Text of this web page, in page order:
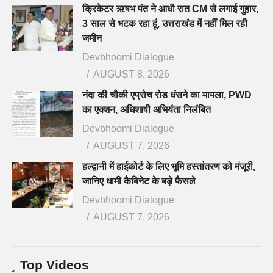
क्रिकेटर ऋषभ पंत ने आधी रात CM से लगाई गुहार,
3 साल से भटक रहा हूं, उत्तराखंड में नहीं मिल रही
जमीन
Devbhoomi Dialogue
AUGUST 8, 2026
नंदा की चौकी एप्रोच रोड धंसने का मामला, PWD
का एक्शन, अधिशाषी अभियंता निलंबित
Devbhoomi Dialogue
AUGUST 7, 2026
हल्द्वानी में हाईकोर्ट के लिए भूमि हस्तांतरण को मंजूरी,
जानिए धामी कैबिनेट के बड़े फैसले
Devbhoomi Dialogue
AUGUST 7, 2026
Top Videos